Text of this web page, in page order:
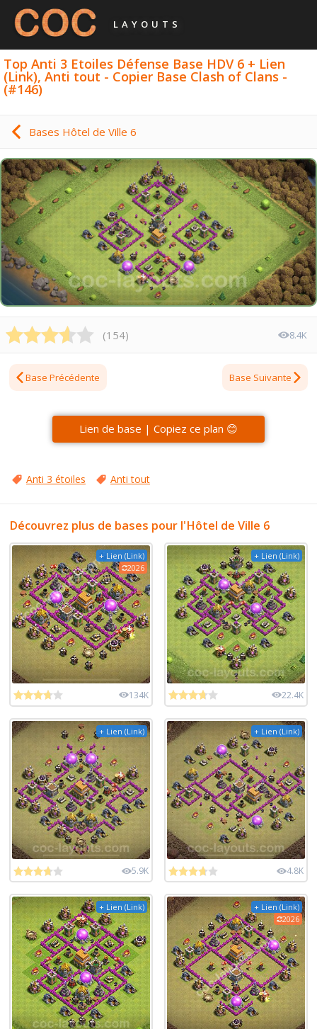
LAYOUTS
Top Anti 3 Etoiles Défense Base HDV 6 + Lien
(Link), Anti tout - Copier Base Clash of Clans -
(#146)
Bases Hôtel de Ville 6
(154) 8.4K
Base Précédente Base Suivante
Lien de base | Copiez ce plan 😊
Anti 3 étoiles Anti tout
Découvrez plus de bases pour l'Hôtel de Ville 6
+ Lien (Link)
2026
134K
+ Lien (Link)
22.4K
+ Lien (Link)
5.9K
+ Lien (Link)
4.8K
+ Lien (Link)
+ Lien (Link)
2026